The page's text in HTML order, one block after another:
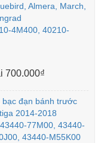
Almera, March,
4M400, 40210-
700.000₫
đạn bánh trước
2014-2018
77M00, 43440-
43440-M55K00